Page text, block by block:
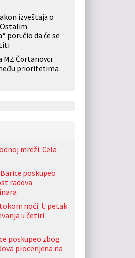
izveštaja o
poručio da će se
MZ Čortanovci:
prioritetima
mreži: Cela
poskupeo
radova
noći: U petak
u četiri
poskupeo zbog
procenjena na